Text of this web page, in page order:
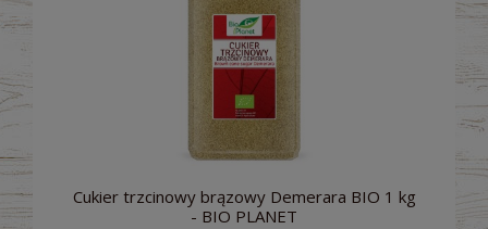
Cukier trzcinowy brązowy Demerara BIO 1 kg
- BIO PLANET